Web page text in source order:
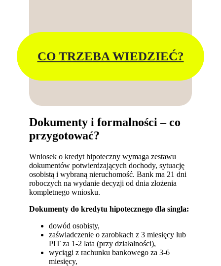
CO TRZEBA WIEDZIEĆ?
Dokumenty i formalności – co
przygotować?
Wniosek o kredyt hipoteczny wymaga zestawu
dokumentów potwierdzających dochody, sytuację
osobistą i wybraną nieruchomość. Bank ma 21 dni
roboczych na wydanie decyzji od dnia złożenia
kompletnego wniosku.
Dokumenty do kredytu hipotecznego dla singla:
dowód osobisty,
zaświadczenie o zarobkach z 3 miesięcy lub
PIT za 1-2 lata (przy działalności),
wyciągi z rachunku bankowego za 3-6
miesięcy,